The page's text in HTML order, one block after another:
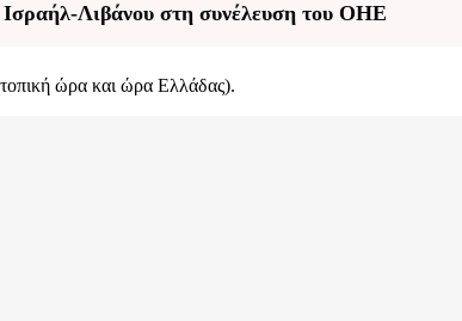
Λιβάνου στη συνέλευση του ΟΗΕ
ώρα και ώρα Ελλάδας).